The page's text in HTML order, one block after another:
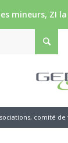
mineurs, ZI
comité de